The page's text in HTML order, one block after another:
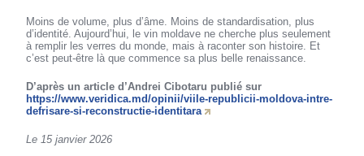
Moins de volume, plus d’âme. Moins de standardisation, plus
d’identité. Aujourd’hui, le vin moldave ne cherche plus seulement
à remplir les verres du monde, mais à raconter son histoire. Et
c’est peut-être là que commence sa plus belle renaissance.
D’après un article d’Andrei Cibotaru publié sur
https://www.veridica.md/opinii/viile-republicii-moldova-intre-
defrisare-si-reconstructie-identitara
Le 15 janvier 2026